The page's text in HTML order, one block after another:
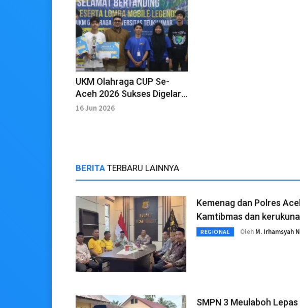
UKM Olahraga CUP Se-
Aceh 2026 Sukses Digelar
UTU
16 Jun 2026
BERITA TERBARU LAINNYA
Kemenag dan Polres
Kamtibmas dan
REGIONAL Oleh M. Irhamsyah
SMPN 3 Meulaboh